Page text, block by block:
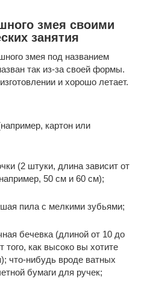
змея своими
занятия
змея под названием
так из-за своей формы.
и хорошо летает.
картон или
(2 штуки, длина зависит от
50 см и 60 см);
пила с мелкими зубьями;
бечевка (длиной от 10 до
того, как высоко вы хотите
что-нибудь вроде ватных
бумаги для ручек;